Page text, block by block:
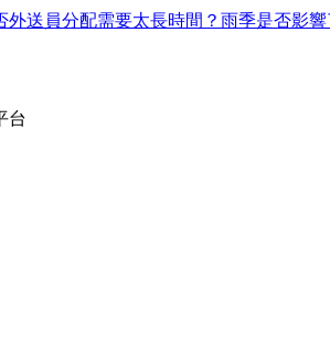
外送員分配需要太長時間？雨季是否影
台